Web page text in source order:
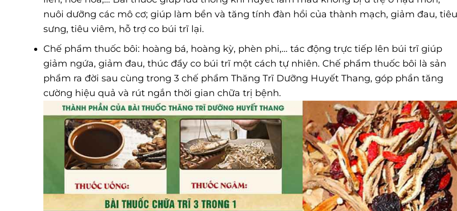
nuôi dưỡng các mô cơ; giúp làm bền và tăng tính đàn hồi của thành mạch, giảm đau,
sưng, tiêu viêm, hỗ trợ co búi trĩ lại.
Chế phẩm thuốc bôi: hoàng bá, hoàng kỳ, phèn phi,… tác động trực tiếp lên búi trĩ giúp
giảm ngứa, giảm đau, thúc đẩy co búi trĩ một cách tự nhiên. Chế phẩm thuốc bôi là sản
phẩm ra đời sau cùng trong 3 chế phẩm Thăng Trĩ Dưỡng Huyết Thang, góp phần tăng
cường hiệu quả và rút ngắn thời gian chữa trị bệnh.